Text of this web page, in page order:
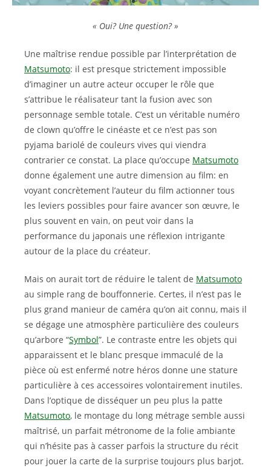
« Oui? Une question? »
Une maîtrise rendue possible par l’interprétation de
Matsumoto: il est presque strictement impossible
d’imaginer un autre acteur occuper le rôle que
s’attribue le réalisateur tant la fusion avec son
personnage semble totale. C’est un véritable numéro
de clown qu’offre le cinéaste et ce n’est pas son
pyjama bariolé de couleurs vives qui viendra
contrarier ce constat. La place qu’occupe Matsumoto
donne également une autre dimension au film: en
voyant concrètement l’auteur du film actionner tous
les leviers possibles pour faire avancer son œuvre, le
plus souvent en vain, on peut voir dans la
performance du japonais une réflexion intrigante
autour de la place du créateur.
Mais on aurait tort de réduire le talent de Matsumoto
au simple rang de bouffonnerie. Certes, il n’est pas le
plus grand manieur de caméra qu’on ait connu, mais il
se dégage une atmosphère particulière des couleurs
qu’arbore “Symbol”. Le contraste entre les objets qui
apparaissent et le blanc presque immaculé de la
pièce où est enfermé notre héros donne une stature
particulière à ces accessoires volontairement inutiles.
Dans l’optique de disséquer un peu plus la patte
Matsumoto, le montage du long métrage semble aussi
maîtrisé, un parfait métronome de la folie ambiante
qui n’hésite pas à casser parfois la structure du récit
pour jouer la carte de la surprise toujours plus barjot.